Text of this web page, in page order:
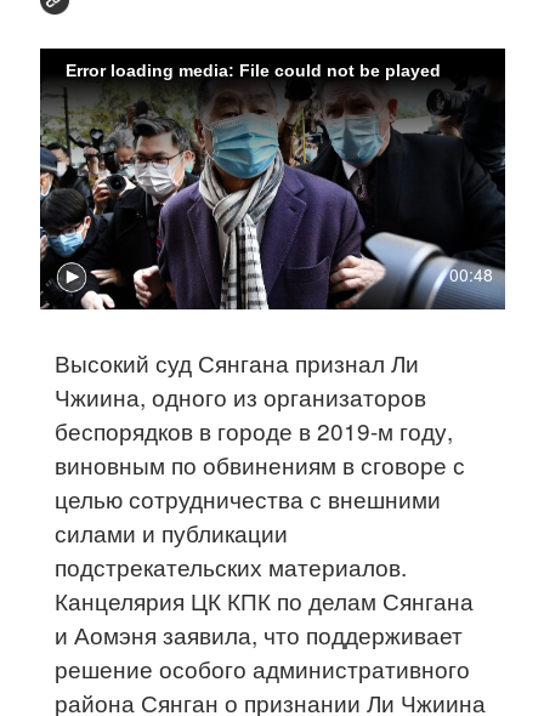
00:48
Error loading media: File could not be played
Высокий суд Сянгана признал Ли
Чжиина, одного из организаторов
беспорядков в городе в 2019-м году,
виновным по обвинениям в сговоре с
целью сотрудничества с внешними
силами и публикации
подстрекательских материалов.
Канцелярия ЦК КПК по делам Сянгана
и Аомэня заявила, что поддерживает
решение особого административного
района Сянган о признании Ли Чжиина